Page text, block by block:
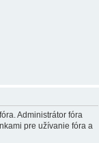
Administrátor fóra
pre užívanie fóra a